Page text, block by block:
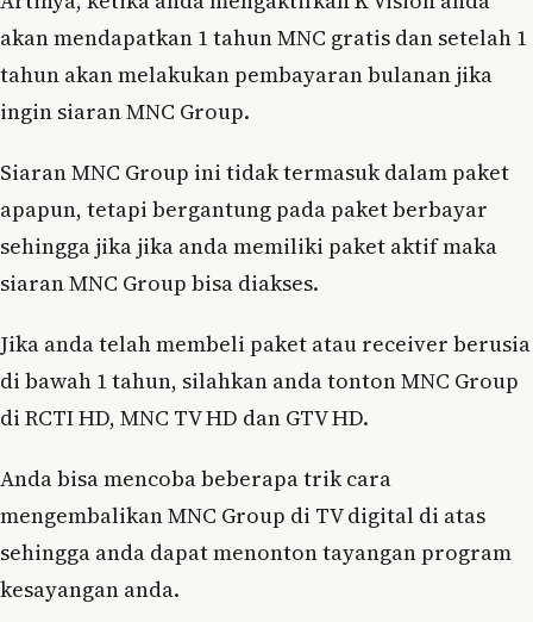
akan mendapatkan 1 tahun MNC gratis dan setelah 1
tahun akan melakukan pembayaran bulanan jika
ingin siaran MNC Group.
Siaran MNC Group ini tidak termasuk dalam paket
apapun, tetapi bergantung pada paket berbayar
sehingga jika jika anda memiliki paket aktif maka
siaran MNC Group bisa diakses.
Jika anda telah membeli paket atau receiver berusia
di bawah 1 tahun, silahkan anda tonton MNC Group
di RCTI HD, MNC TV HD dan GTV HD.
Anda bisa mencoba beberapa trik cara
mengembalikan MNC Group di TV digital di atas
sehingga anda dapat menonton tayangan program
kesayangan anda.